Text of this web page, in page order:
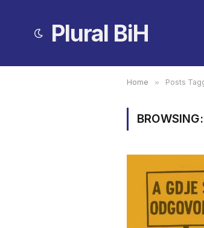
Plural BiH
Home » Posts
BROWSING: